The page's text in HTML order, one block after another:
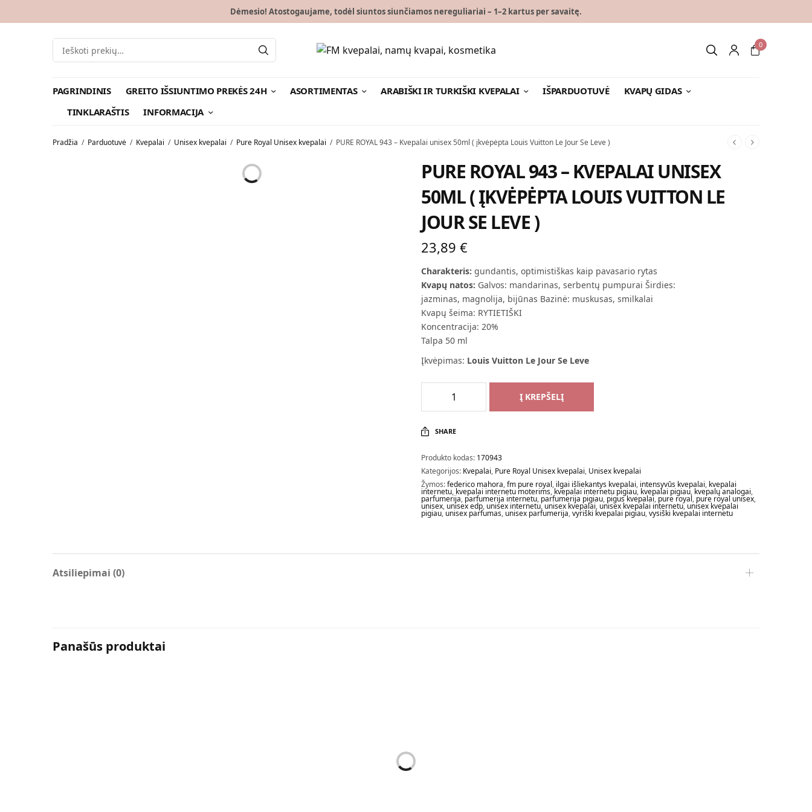
Dėmesio! Atostogaujame, todėl siuntos siunčiamos nereguliariai – 1–2 kartus per savaitę.
0
PAGRINDINIS GREITO IŠSIUNTIMO PREKĖS 24H ASORTIMENTAS ARABIŠKI IR TURKIŠKI KVEPALAI IŠPARDUOTUVĖ
KVAPŲ GIDAS
TINKLARAŠTIS
INFORMACIJA
Pradžia / Parduotuvė / Kvepalai / Unisex kvepalai / Pure Royal Unisex kvepalai / PURE ROYAL 943 – Kvepalai unisex 50ml ( įkvėpėpta Louis Vuitton Le Jour Se Leve )
PURE ROYAL 943 – KVEPALAI UNISEX
50ML ( ĮKVĖPĖPTA LOUIS VUITTON LE
JOUR SE LEVE )
23,89€
Charakteris: gundantis, optimistiškas kaip pavasario rytas
Kvapų natos: Galvos: mandarinas, serbentų pumpurai Širdies:
jazminas, magnolija, bijūnas Bazinė: muskusas, smilkalai
Kvapų šeima: RYTIETIŠKI
Koncentracija: 20%
Talpa 50 ml
Įkvėpimas: Louis Vuitton Le Jour Se Leve
Į KREPŠELĮ
SHARE
Produkto kodas: 170943
Kategorijos: Kvepalai, Pure Royal Unisex kvepalai, Unisex kvepalai
Žymos:federico mahora,fm pure royal, ilgai išliekantys kvepalai, intensyvūs kvepalai, kvepalai
internetu, kvepalai internetu moterims,kvepalai internetu pigiau, kvepalai pigiau, kvepalų analogai,
parfumerija, parfumerija internetu, parfumerija pigiau, pigus kvepalai, pure royal, pure royal unisex,
unisex, unisex edp, unisex internetu, unisex kvepalai, unisex kvepalai internetu, unisex kvepalai
pigiau,unisex parfumas, unisex parfumerija,vyriški kvepalai pigiau,vysiški kvepalai internetu
Atsiliepimai (0)
Panašūs produktai